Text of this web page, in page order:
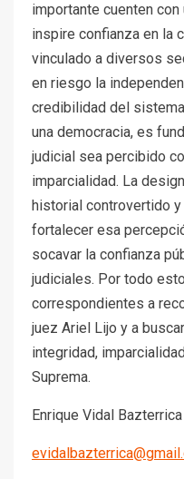
importante cuenten
inspire confianza en la
vinculado a diversos
en riesgo la
credibilidad del
una democracia, es
judicial sea percibido
imparcialidad. La
historial controvertido
fortalecer esa
socavar la confianza
judiciales. Por todo
correspondientes a
juez Ariel Lijo y a
integridad,
Suprema.
Enrique Vidal Bazterrica